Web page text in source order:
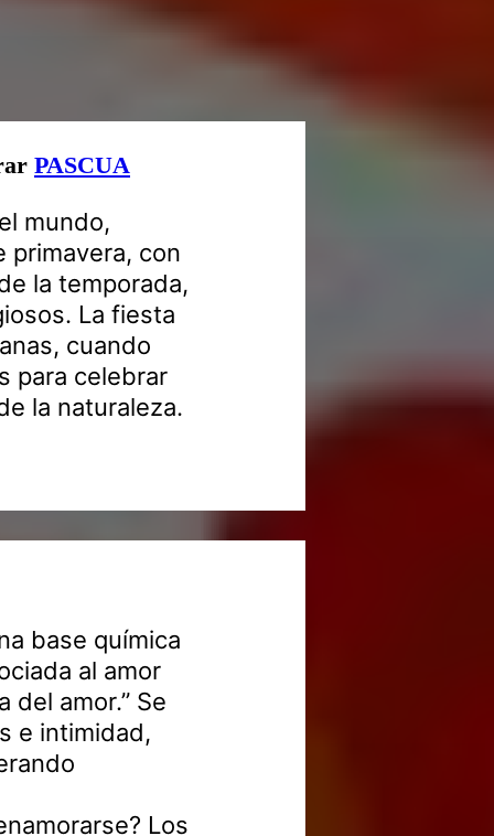
PASCUA
mundo,
primavera, con
la temporada,
La fiesta
cuando
para celebrar
la naturaleza.
base química
al amor
del amor.” Se
e intimidad,
Los